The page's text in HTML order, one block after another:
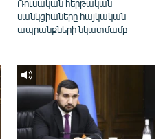
Ռուսական հերթական
սանկցիաները հայկական
ապրանքների նկատմամբ